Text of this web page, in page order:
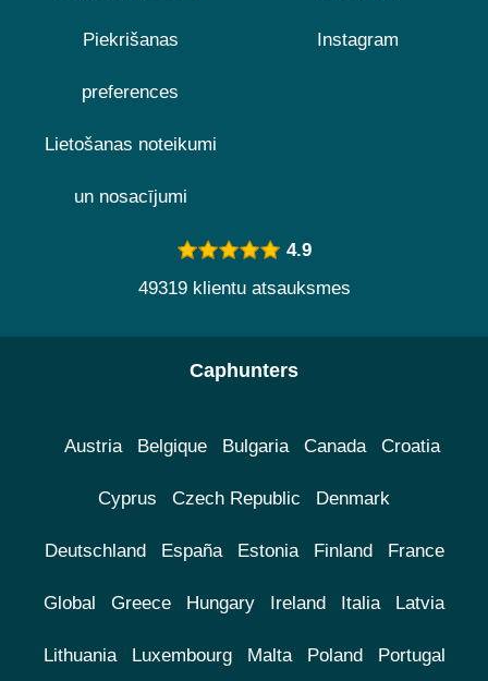
Piekrišanas
preferences
Lietošanas noteikumi
un nosacījumi
Instagram
4.9
49319 klientu atsauksmes
Caphunters
Austria Belgique Bulgaria Canada Croatia
Cyprus Czech Republic Denmark
Deutschland España Estonia Finland France
Global Greece Hungary Ireland Italia Latvia
Lithuania Luxembourg Malta Poland Portugal